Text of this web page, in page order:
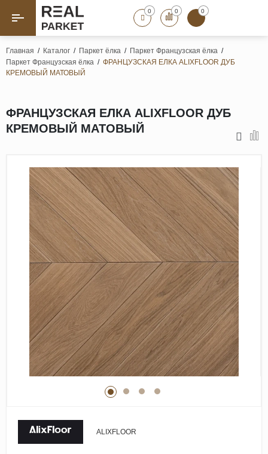
Назад
Паркет «Елка»
Назад
Штучный паркет
Художественный паркет
Паркетная доска
Полы для ванных комнат
Террасная доска
Пробковые покрытия
Ламинат
Виниловые покрытия
Стеновые панели
Лепнина
Клеевая продукция
Паркетные лаки и масла
Плинтус
Сопутствующие материалы
0 0 0
Главная / Каталог / Паркет ёлка / Паркет Французская ёлка /
Паркет Французская ёлка / ФРАНЦУЗСКАЯ ЕЛКА ALIXFLOOR ДУБ
КРЕМОВЫЙ МАТОВЫЙ
ФРАНЦУЗСКАЯ ЕЛКА ALIXFLOOR ДУБ
КРЕМОВЫЙ МАТОВЫЙ
ALIXFLOOR